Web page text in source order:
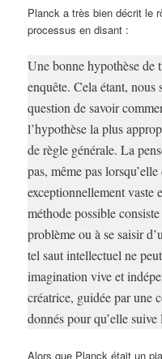
Planck a très bien décrit le
processus en disant :
Une bonne hypothèse de
enquête. Cela étant,
question de savoir
l’hypothèse la plus
de règle générale. La
pas, même pas
exceptionnellement vaste
méthode possible
problème ou à se saisir
tel saut intellectuel ne
imagination vive et
créatrice, guidée par une
donnés pour qu’elle
Alors que Planck était un